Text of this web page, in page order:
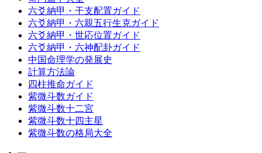
六爻納甲・干支配置ガイド
六爻納甲・六親五行生克ガイド
六爻納甲・世応位置ガイド
六爻納甲・六神配卦ガイド
中国命理学の発展史
計算方法論
四柱推命ガイド
紫微斗数ガイド
紫微斗数十二宮
紫微斗数十四主星
紫微斗数の格局大全